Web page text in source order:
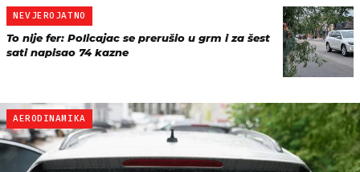
NEVJEROJATNO
To nije fer: Policajac se prerušio u grm i za šest
sati napisao 74 kazne
AERODINAMIKA